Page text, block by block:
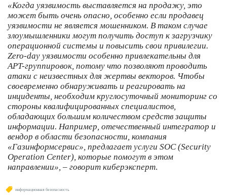
«Когда уязвимость выставляется на продажу, это
может быть очень опасно, особенно если продавец
уязвимости не является мошенником. В таком случае
злоумышленники могут получить доступ к загрузчику
операционной системы и повысить свои привилегии.
Zero-day уязвимости особенно привлекательны для
APT-группировок, потому что позволяют проводить
атаки с неизвестных для жертвы векторов. Чтобы
своевременно обнаруживать и реагировать на
инциденты, необходим круглосуточный мониторинг со
стороны квалифицированных специалистов,
обладающих большим количеством средств защиты
информации. Например, отечественный интегратор и
вендор в области безопасности, компания
«Газинформсервис», предлагает услуги SOC (Security
Operation Center), которые помогут в этом
направлении», – говорит киберэксперт.
информационная безопасность